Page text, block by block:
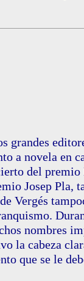
grandes
a novela en
del premio
Josep Pla,
Vergés
nombres
la cabeza
que se le